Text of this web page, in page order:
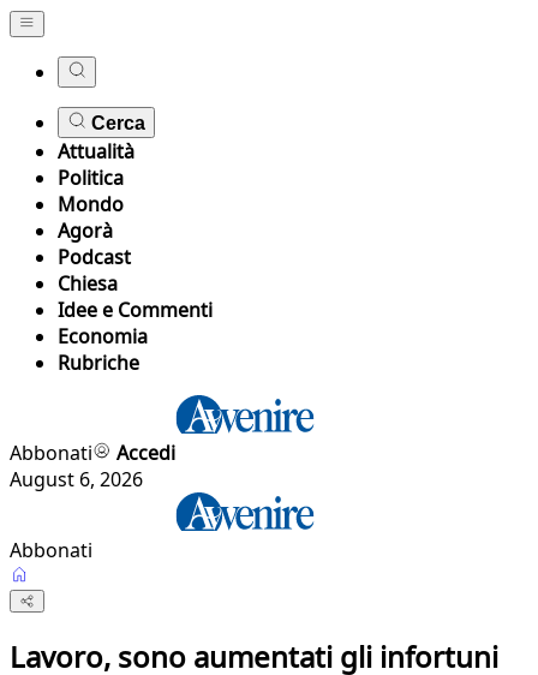
Cerca
Attualità
Politica
Mondo
Agorà
Podcast
Chiesa
Idee e Commenti
Economia
Rubriche
Abbonati
Accedi
August 6, 2026
Abbonati
Lavoro, sono aumentati gli infortuni